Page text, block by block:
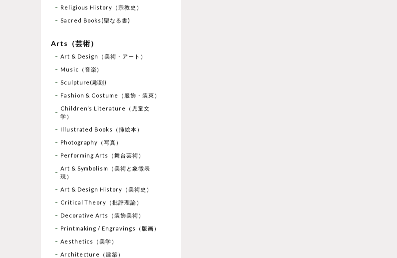
Religious History（宗教史）
Sacred Books(聖なる書)
Arts（芸術）
Art & Design（美術・アート）
Music（音楽）
Sculpture(彫刻)
Fashion & Costume（服飾・装束）
Children’s Literature（児童文
学）
Illustrated Books（挿絵本）
Photography（写真）
Performing Arts（舞台芸術）
Art & Symbolism（美術と象徴表
現）
Art & Design History（美術史）
Critical Theory（批評理論）
Decorative Arts（装飾美術）
Printmaking / Engravings（版画）
Aesthetics（美学）
Architecture（建築）